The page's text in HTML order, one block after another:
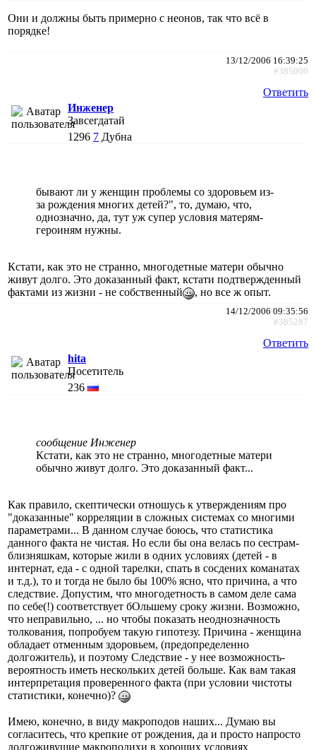
Они и должны быть примерно с неонов, так что всё в
порядке!
13/12/2006 16:39:25
#385000
Ответить
Инженер
Завсегдатай
1296 7 Дубна
бывают ли у женщин проблемы со здоровьем из-
за рождения многих детей?", то, думаю, что,
однозначно, да, тут уж супер условия матерям-
героиням нужны.
Кстати, как это не странно, многодетные матери обычно
живут долго. Это доказанный факт, кстати подтвержденный
фактами из жизни - не собственный
, но все ж опыт.
14/12/2006 09:35:56
#385287
Ответить
hita
Посетитель
236
сообщение Инженер
Кстати, как это не странно, многодетные матери
обычно живут долго. Это доказанный факт...
Как правило, скептически отношусь к утверждениям про
"доказанные" корреляции в сложных системах со многими
параметрами... В данном случае боюсь, что статистика
данного факта не чистая. Но если бы она велась по сестрам-
близняшкам, которые жили в одних условиях (детей - в
интернат, еда - с одной тарелки, спать в сосдених команатах
и т.д.), то и тогда не было бы 100% ясно, что причина, а что
следствие. Допустим, что многодетность в самом деле сама
по себе(!) соответствует бОльшему сроку жизни. Возможно,
что неправильно, ... но чтобы показать неоднозначность
толкования, попробуем такую гипотезу. Причина - женщина
обладает отменным здоровьем, (предопределенно
долгожитель), и поэтому Следствие - у нее возможность-
вероятность иметь нескольких детей больше. Как вам такая
интерпретация проверенного факта (при условии чистоты
статистики, конечно)?
Имею, конечно, в виду макроподов наших... Думаю вы
согласитесь, что крепкие от рождения, да и просто напросто
долгоживущие макроподихи в хороших условиях